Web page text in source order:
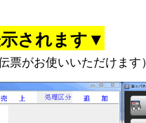
されます▼
票がお使いいただけます）